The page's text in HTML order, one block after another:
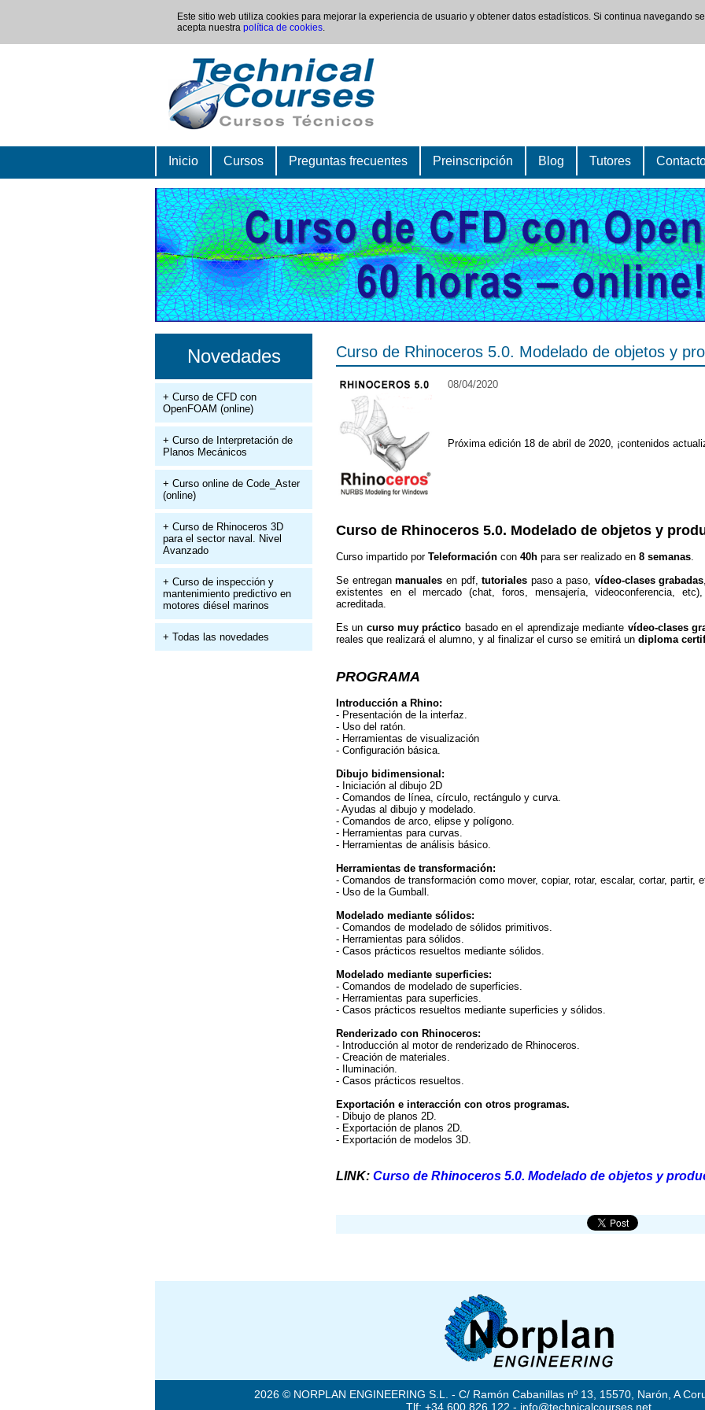
Este sitio web utiliza cookies para mejorar la experiencia de usuario y obtener datos estadísticos. Si continua navegando
acepta nuestra política de cookies.
Inicio Cursos Preguntas frecuentes Preinscripción Blog Tutores
Novedades
+ Curso de CFD con
OpenFOAM (online)
+ Curso de Interpretación de
Planos Mecánicos
+ Curso online de Code_Aster
(online)
+ Curso de Rhinoceros 3D
para el sector naval. Nivel
Avanzado
+ Curso de inspección y
mantenimiento predictivo en
motores diésel marinos
+ Todas las novedades
Curso de Rhinoceros 5.0. Modelado de objetos y
08/04/2020
Próxima edición 18 de abril de 2020, ¡contenidos
Curso de Rhinoceros 5.0. Modelado de objetos y
Curso impartido por Teleformación con 40h para ser realizado en 8 semanas.
Se entreganmanuales en pdf,tutoriales paso a paso, vídeo-clases grabadas
existentes en el mercado (chat, foros, mensajería, videoconferencia,
acreditada.
Es un curso muy práctico basado en el aprendizaje mediante vídeo-clases
reales que realizará el alumno, y al finalizar el curso se emitirá un diploma
PROGRAMA
Introducción a Rhino:
- Presentación de la interfaz.
- Uso del ratón.
- Herramientas de visualización
- Configuración básica.
Dibujo bidimensional:
- Iniciación al dibujo 2D
- Comandos de línea, círculo, rectángulo y curva.
- Ayudas al dibujo y modelado.
- Comandos de arco, elipse y polígono.
- Herramientas para curvas.
- Herramientas de análisis básico.
Herramientas de transformación:
- Comandos de transformación como mover, copiar, rotar, escalar, cortar, partir,
- Uso de la Gumball.
Modelado mediante sólidos:
- Comandos de modelado de sólidos primitivos.
- Herramientas para sólidos.
- Casos prácticos resueltos mediante sólidos.
Modelado mediante superficies:
- Comandos de modelado de superficies.
- Herramientas para superficies.
- Casos prácticos resueltos mediante superficies y sólidos.
Renderizado con Rhinoceros:
- Introducción al motor de renderizado de Rhinoceros.
- Creación de materiales.
- Iluminación.
- Casos prácticos resueltos.
Exportación e interacción con otros programas.
- Dibujo de planos 2D.
- Exportación de planos 2D.
- Exportación de modelos 3D.
LINK: Curso de Rhinoceros 5.0. Modelado de objetos y
2026 © NORPLAN ENGINEERING S.L. - C/ Ramón Cabanillas nº 13, 15570, Narón, A
Tlf: +34 600 826 122 - info@technicalcourses.net